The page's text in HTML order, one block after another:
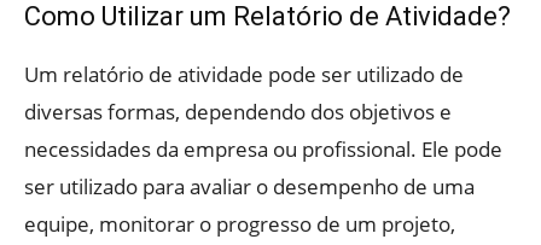
Como Utilizar um Relatório de Atividade?
Um relatório de atividade pode ser utilizado de
diversas formas, dependendo dos objetivos e
necessidades da empresa ou profissional. Ele pode
ser utilizado para avaliar o desempenho de uma
equipe, monitorar o progresso de um projeto,